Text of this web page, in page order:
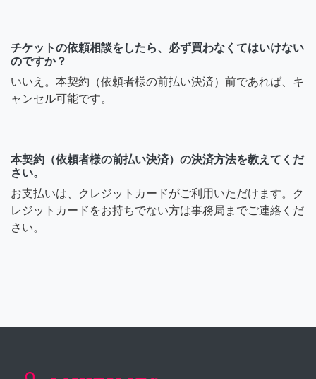
チケットの依頼相談をしたら、必ず買わなくてはいけない
のですか？
いいえ。本契約（依頼者様の前払い決済）前であれば、キ
ャンセル可能です。
本契約（依頼者様の前払い決済）の決済方法を教えてくだ
さい。
お支払いは、クレジットカードがご利用いただけます。ク
レジットカードをお持ちでない方は事務局までご連絡くだ
さい。